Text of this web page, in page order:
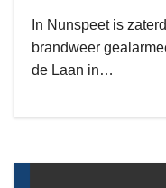
In Nunspeet is
brandweer
de Laan in…